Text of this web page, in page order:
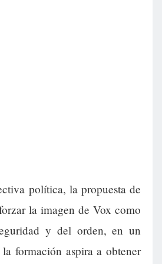
política, la propuesta de
la imagen de Vox como
y del orden, en un
formación aspira a obtener